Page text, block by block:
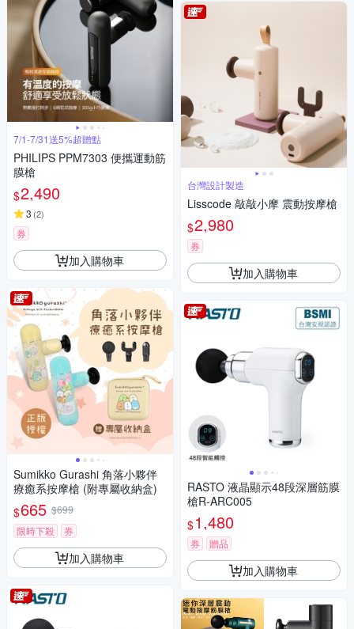
7/1-7/31送5%超贈點
PHILIPS PPM7303 便攜運動筋
膜槍
$2,490
3 (2)
券
加入購物車
Sumikko Gurashi 角落小夥伴
療癒系按摩槍 (附專屬收納盒)
$665 $699
限時下殺
券
加入購物車
台灣設計製造
Lisscode 敲敲小摩 震動按摩槍
$2,980
券
加入購物車
RASTO 液晶顯示48段深層筋膜
槍R-ARC005
$1,480
券 贈品
加入購物車